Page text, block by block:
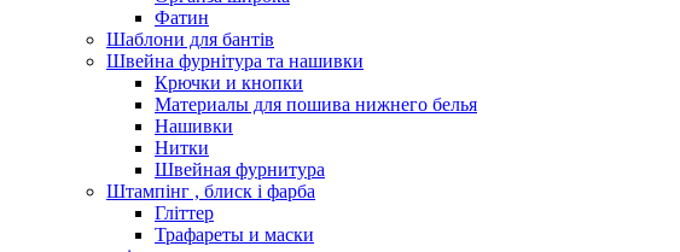
Фатин
Шаблони для бантів
Швейна фурнітура та нашивки
Крючки и кнопки
Материалы для пошива нижнего белья
Нашивки
Нитки
Швейная фурнитура
Штампінг , блиск і фарба
Гліттер
Трафареты и маски